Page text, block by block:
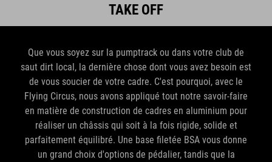
TAKE OFF
Que vous soyez sur la pumptrack ou dans votre club de
saut dirt local, la dernière chose dont vous avez besoin est
de vous soucier de votre cadre. C'est pourquoi, avec le
Flying Circus, nous avons appliqué tout notre savoir-faire
en matière de construction de cadres en aluminium pour
réaliser un châssis qui soit à la fois rigide, solide et
parfaitement équilibré. Une base filetée BSA vous donne
un grand choix d'options de pédalier, tandis que la